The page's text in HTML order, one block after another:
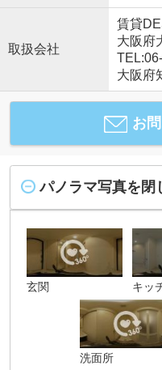
取扱会社
賃貸
大阪府
大阪府
お
パノラマ写真を閉
玄関 キッ
洗面所